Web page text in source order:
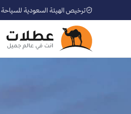
ترخيص الهيئة السعودية للسياحة 73105299